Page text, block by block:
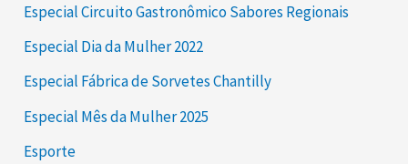
Especial Circuito Gastronômico Sabores Regionais
Especial Dia da Mulher 2022
Especial Fábrica de Sorvetes Chantilly
Especial Mês da Mulher 2025
Esporte